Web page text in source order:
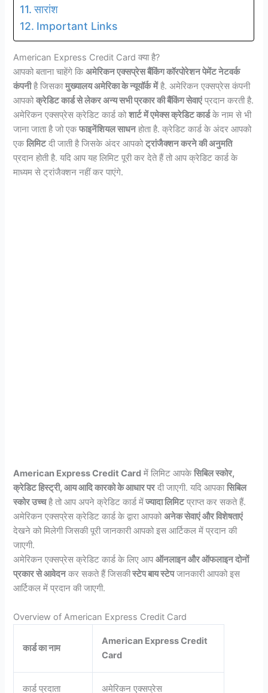
सारांश
Important Links
American Express Credit Card क्या है?
आपको बताना चाहेंगे किअमेरिकन एक्सप्रेस बैंकिंग कॉरपोरेशन पेमेंट नेटवर्क
कंपनीहै जिसकामुख्यालय अमेरिका के न्यूयॉर्क मेंहै. अमेरिकन एक्सप्रेस कंपनी
आपकोक्रेडिट कार्ड से लेकर अन्य सभी प्रकार की बैंकिंग सेवाएंप्रदान करती है.
अमेरिकन एक्सप्रेस क्रेडिट कार्ड कोशार्ट में एमेक्स क्रेडिट कार्डके नाम से भी
जाना जाता है जो एकफाइनेंशियल साधनहोता है. क्रेडिट कार्ड के अंदर आपको
एकलिमिटदी जाती है जिसके अंदर आपकोट्रांजैक्शन करने की अनुमति
प्रदान होती है. यदि आप यह लिमिट पूरी कर देते हैं तो आप क्रेडिट कार्ड के
माध्यम से ट्रांजैक्शन नहीं कर पाएंगे.
American Express Credit Card में लिमिट आपकेसिबिल स्कोर,
क्रेडिट हिस्ट्री, आय आदि कारको के आधार परदी जाएगी. यदि आपकासिबिल
स्कोर उच्चहै तो आप अपने क्रेडिट कार्ड मेंज्यादा लिमिटप्राप्त कर सकते हैं.
अमेरिकन एक्सप्रेस क्रेडिट कार्ड के द्वारा आपकोअनेक सेवाएं और विशेषताएं
देखने को मिलेगी जिसकी पूरी जानकारी आपको इस आर्टिकल में प्रदान की
जाएगी.
अमेरिकन एक्सप्रेस क्रेडिट कार्ड के लिए आपऑनलाइन और ऑफलाइन दोनों
प्रकार से आवेदनकर सकते हैं जिसकीस्टेप बाय स्टेपजानकारी आपको इस
आर्टिकल में प्रदान की जाएगी.
Overview of American Express Credit Card
कार्ड का नाम
American Express Credit
Card
कार्ड प्रदाता अमेरिकन एक्सप्रेस